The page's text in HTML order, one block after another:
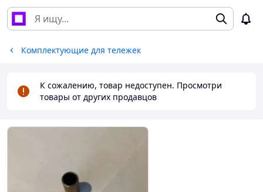
Комплектующие для тележек
К сожалению, товар недоступен. Просмотри
товары от других продавцов